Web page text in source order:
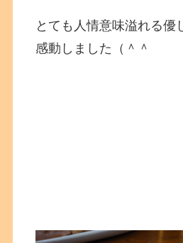
とても人情意味溢れる優
感動しました（＾＾